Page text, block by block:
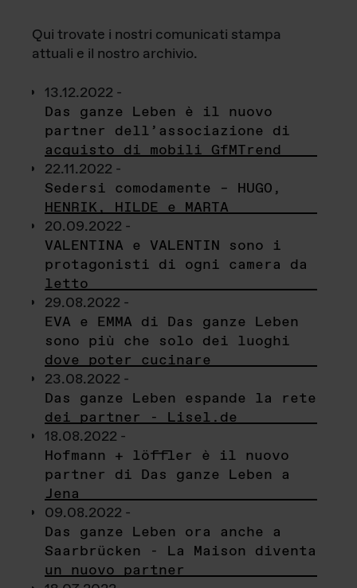
Qui trovate i nostri comunicati stampa
attuali e il nostro archivio.
13.12.2022 -
Das ganze Leben è il nuovo
partner dell’associazione di
acquisto di mobili GfMTrend
22.11.2022 -
Sedersi comodamente – HUGO,
HENRIK, HILDE e MARTA
20.09.2022 -
VALENTINA e VALENTIN sono i
protagonisti di ogni camera da
letto
29.08.2022 -
EVA e EMMA di Das ganze Leben
sono più che solo dei luoghi
dove poter cucinare
23.08.2022 -
Das ganze Leben espande la rete
dei partner - Lisel.de
18.08.2022 -
Hofmann + löffler è il nuovo
partner di Das ganze Leben a
Jena
09.08.2022 -
Das ganze Leben ora anche a
Saarbrücken - La Maison diventa
un nuovo partner